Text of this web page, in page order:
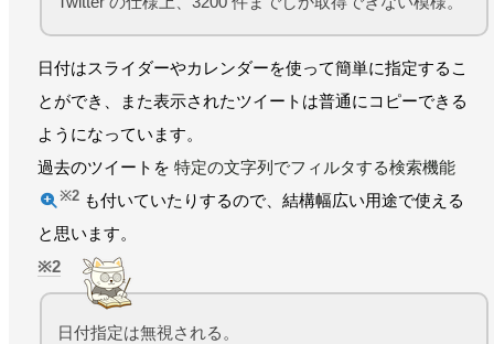
日付はスライダーやカレンダーを使って簡単に指定するこ
とができ、また表示されたツイートは普通にコピーできる
ようになっています。
過去のツイートを 特定の文字列でフィルタする検索機能
※2 も付いていたりするので、結構幅広い用途で使える
と思います。
2
日付指定は無視される。